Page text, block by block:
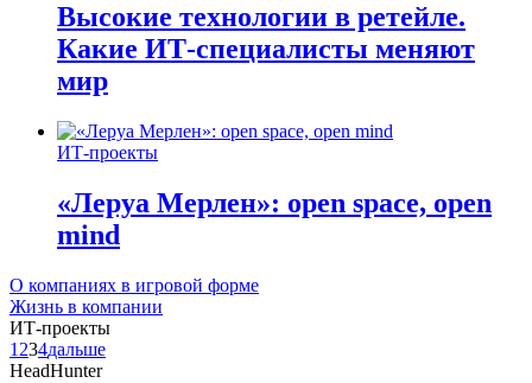
Высокие технологии в ретейле.
Какие ИТ-специалисты меняют
мир
ИТ-проекты
«Леруа Мерлен»: open space, open
mind
О компаниях в игровой форме
Жизнь в компании
ИТ-проекты
1 234дальше
HeadHunter